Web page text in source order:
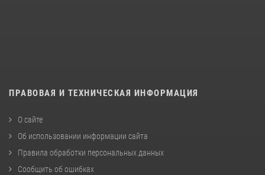
ПРАВОВАЯ И ТЕХНИЧЕСКАЯ ИНФОРМАЦИЯ
О сайте
Об использовании информации сайта
Правила обработки персональных данных
Сообщить об ошибках